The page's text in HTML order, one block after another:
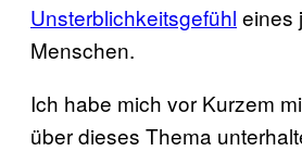
Unsterblichkeitsgefühl eines
Menschen.
Ich habe mich vor Kurzem
über dieses Thema